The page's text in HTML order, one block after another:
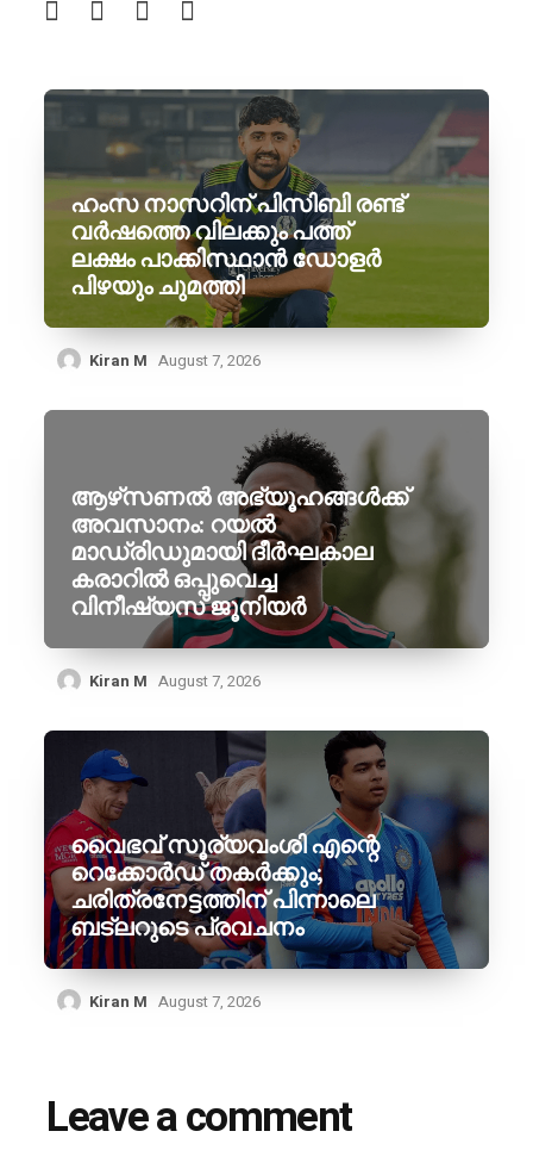
ഹംസ നാസറിന് പിസിബി രണ്ട്
വർഷത്തെ വിലക്കും പത്ത്
ലക്ഷം പാക്കിസ്ഥാൻ ഡോളർ
പിഴയും ചുമത്തി
Kiran M August 7, 2026
ആഴ്‌സണൽ അഭ്യൂഹങ്ങൾക്ക്
അവസാനം: റയൽ
മാഡ്രിഡുമായി ദീർഘകാല
കരാറിൽ ഒപ്പുവെച്ച
വിനീഷ്യസ് ജൂനിയർ
Kiran M August 7, 2026
വൈഭവ് സൂര്യവംശി എന്റെ
റെക്കോർഡ് തകർക്കും;
ചരിത്രനേട്ടത്തിന് പിന്നാലെ
ബട്‌ലറുടെ പ്രവചനം
Kiran M August 7, 2026
Leave a comment